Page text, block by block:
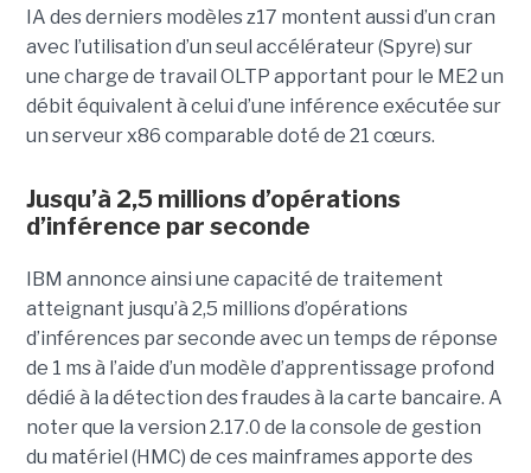
IA des derniers modèles z17 montent aussi d’un cran
avec l’utilisation d’un seul accélérateur (Spyre) sur
une charge de travail OLTP apportant pour le ME2 un
débit équivalent à celui d’une inférence exécutée sur
un serveur x86 comparable doté de 21 cœurs.
Jusqu’à 2,5 millions d’opérations
d’inférence par seconde
IBM annonce ainsi une capacité de traitement
atteignant jusqu’à 2,5 millions d’opérations
d’inférences par seconde avec un temps de réponse
de 1 ms à l’aide d’un modèle d’apprentissage profond
dédié à la détection des fraudes à la carte bancaire. A
noter que la version 2.17.0 de la console de gestion
du matériel (HMC) de ces mainframes apporte des